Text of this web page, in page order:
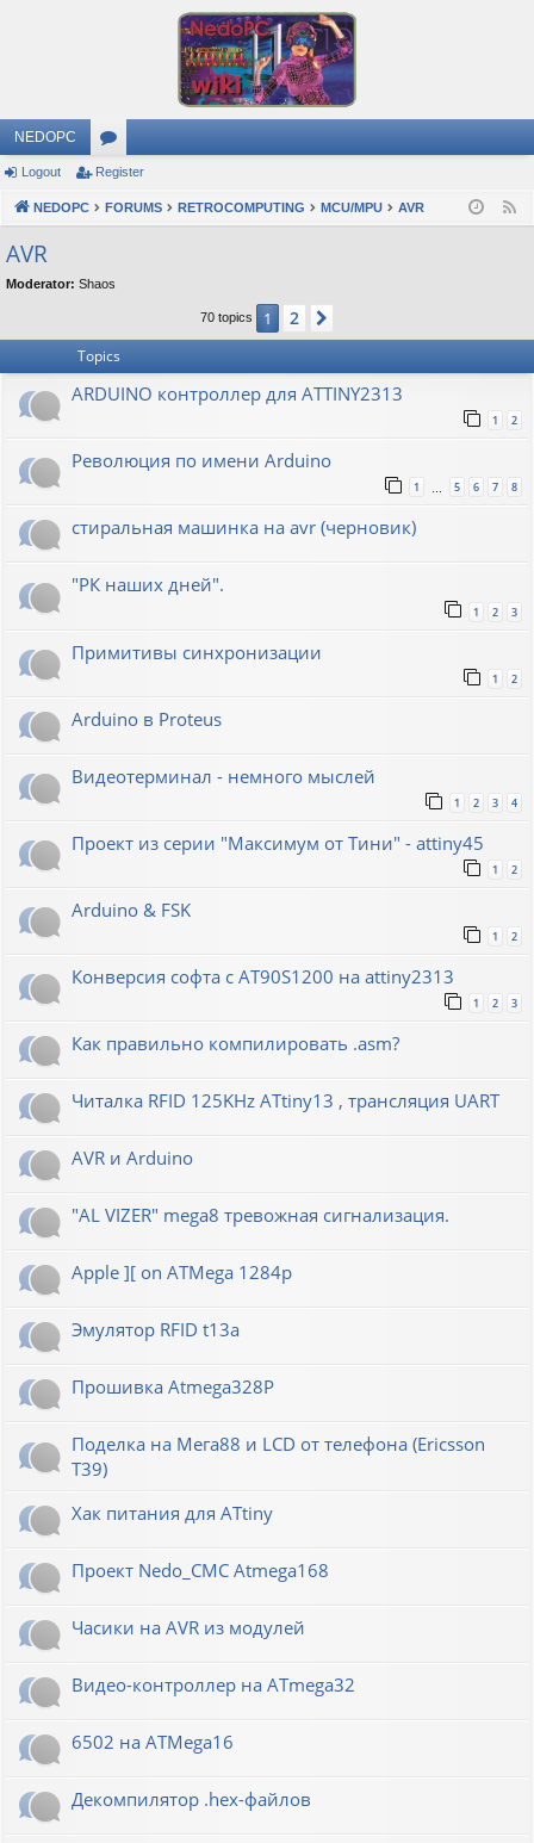
NEDOPC
or
u
s
Logout Register
NEDOPC FORUMS RETROCOMPUTING MCU/MPU AVR
AVR
Moderator: Shaos
70 topics 1 2
Topics
ARDUINO контроллер для ATTINY2313
1 2
Революция по имени Arduino
1 … 5 6 7 8
стиральная машинка на avr (черновик)
"РК наших дней".
1 2 3
Примитивы синхронизации
1 2
Arduino в Proteus
Видеотерминал - немного мыслей
1 2 3 4
Проект из серии "Максимум от Тини" - attiny45
1 2
Arduino & FSK
1 2
Конверсия софта с AT90S1200 на attiny2313
1 2 3
Как правильно компилировать .asm?
Читалка RFID 125KHz ATtiny13 , трансляция UART
AVR и Arduino
"AL VIZER" mega8 тревожная сигнализация.
Apple ][ on ATMega 1284p
Эмулятор RFID t13a
Прошивка Atmega328P
Поделка на Мега88 и LCD от телефона (Ericsson
T39)
Хак питания для ATtiny
Проект Nedo_CMC Atmega168
Часики на AVR из модулей
Видео-контроллер на ATmega32
6502 на ATMega16
Декомпилятор .hex-файлов